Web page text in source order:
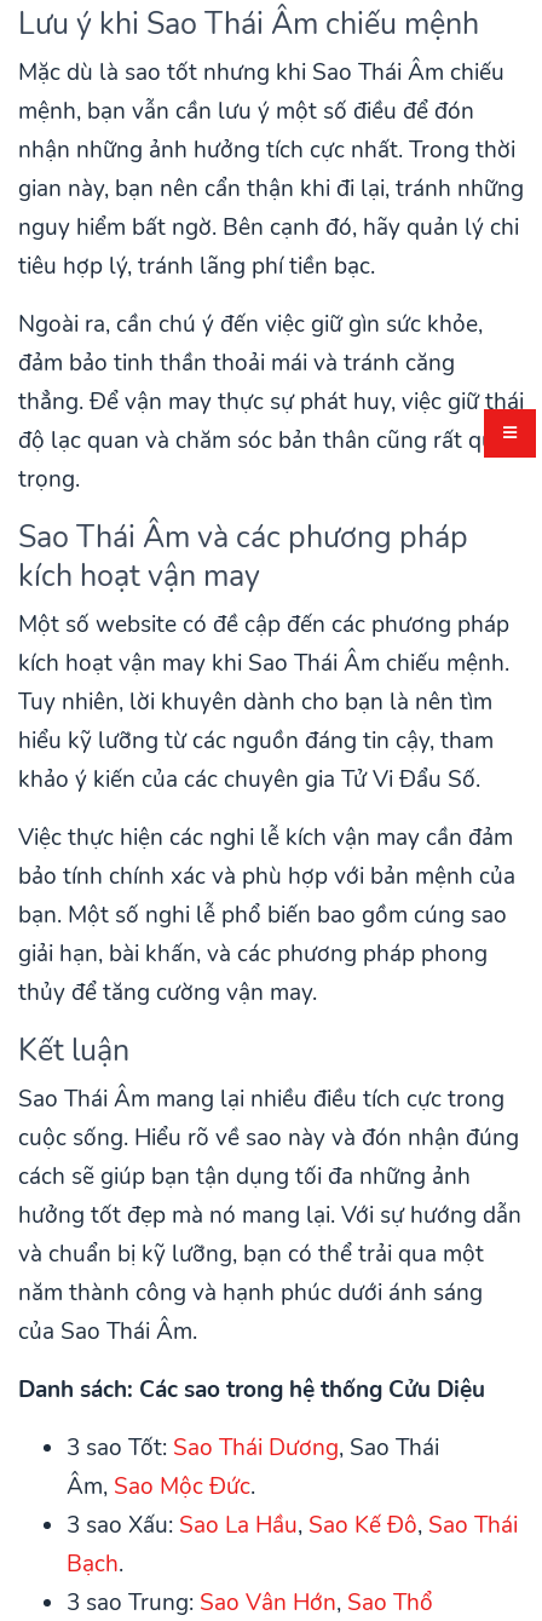
Lưu ý khi Sao Thái Âm chiếu mệnh
Mặc dù là sao tốt nhưng khi Sao Thái Âm chiếu
mệnh, bạn vẫn cần lưu ý một số điều để đón
nhận những ảnh hưởng tích cực nhất. Trong thời
gian này, bạn nên cẩn thận khi đi lại, tránh những
nguy hiểm bất ngờ. Bên cạnh đó, hãy quản lý chi
tiêu hợp lý, tránh lãng phí tiền bạc.
Ngoài ra, cần chú ý đến việc giữ gìn sức khỏe,
đảm bảo tinh thần thoải mái và tránh căng
thẳng. Để vận may thực sự phát huy, việc giữ thái
độ lạc quan và chăm sóc bản thân cũng rất quan
trọng.
Sao Thái Âm và các phương pháp
kích hoạt vận may
Một số website có đề cập đến các phương pháp
kích hoạt vận may khi Sao Thái Âm chiếu mệnh.
Tuy nhiên, lời khuyên dành cho bạn là nên tìm
hiểu kỹ lưỡng từ các nguồn đáng tin cậy, tham
khảo ý kiến của các chuyên gia Tử Vi Đẩu Số.
Việc thực hiện các nghi lễ kích vận may cần đảm
bảo tính chính xác và phù hợp với bản mệnh của
bạn. Một số nghi lễ phổ biến bao gồm cúng sao
giải hạn, bài khấn, và các phương pháp phong
thủy để tăng cường vận may.
Kết luận
Sao Thái Âm mang lại nhiều điều tích cực trong
cuộc sống. Hiểu rõ về sao này và đón nhận đúng
cách sẽ giúp bạn tận dụng tối đa những ảnh
hưởng tốt đẹp mà nó mang lại. Với sự hướng dẫn
và chuẩn bị kỹ lưỡng, bạn có thể trải qua một
năm thành công và hạnh phúc dưới ánh sáng
của Sao Thái Âm.
Danh sách: Các sao trong hệ thống Cửu Diệu
3 sao Tốt: Sao Thái Dương, Sao Thái
Âm, Sao Mộc Đức.
3 sao Xấu: Sao La Hầu, Sao Kế Đô, Sao Thái
Bạch.
3 sao Trung: Sao Vân Hớn, Sao Thổ